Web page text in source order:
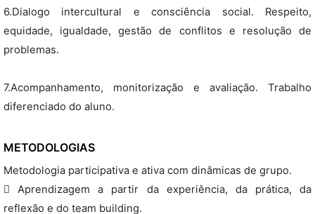
6.Dialogo intercultural e consciência social. Respeito,
equidade, igualdade, gestão de conflitos e resolução de
problemas.
7.Acompanhamento, monitorização e avaliação. Trabalho
diferenciado do aluno.
METODOLOGIAS
Metodologia participativa e ativa com dinâmicas de grupo.
 Aprendizagem a partir da experiência, da prática, da
reflexão e do team building.